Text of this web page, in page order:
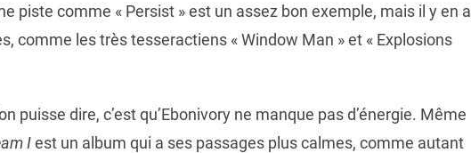
piste comme « Persist » est un assez bon exemple, mais il y en a
comme les très tesseractiens « Window Man » et « Explosions
puisse dire, c’est qu’Ebonivory ne manque pas d’énergie. Même
Iest un album qui a ses passages plus calmes, comme autant